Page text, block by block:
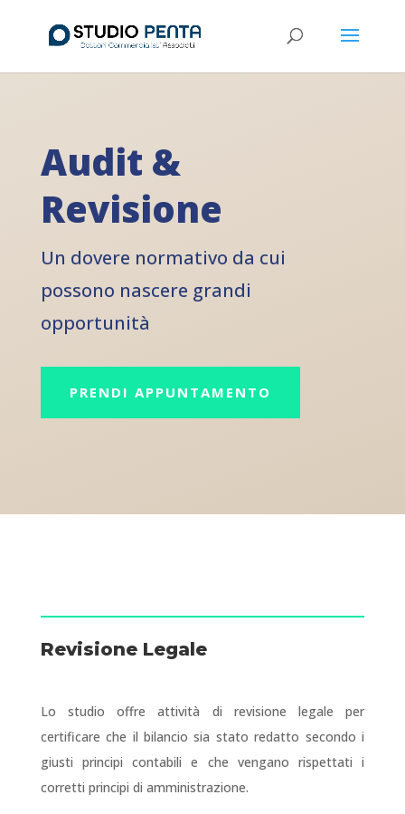
Audit &
Revisione
Un dovere normativo da cui
possono nascere grandi
opportunità
PRENDI APPUNTAMENTO
Revisione Legale
Lo studio offre attività di revisione legale per
certificare che il bilancio sia stato redatto secondo i
giusti principi contabili e che vengano rispettati i
corretti principi di amministrazione.